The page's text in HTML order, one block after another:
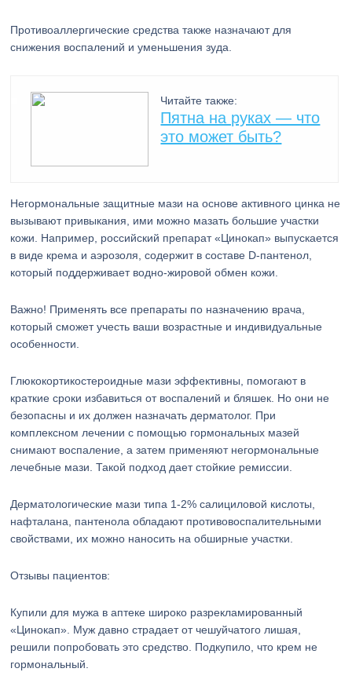
Противоаллергические средства также назначают для
снижения воспалений и уменьшения зуда.
Читайте также:
Пятна на руках — что
это может быть?
Негормональные защитные мази на основе активного цинка не
вызывают привыкания, ими можно мазать большие участки
кожи. Например, российский препарат «Цинокап» выпускается
в виде крема и аэрозоля, содержит в составе D-пантенол,
который поддерживает водно-жировой обмен кожи.
Важно! Применять все препараты по назначению врача,
который сможет учесть ваши возрастные и индивидуальные
особенности.
Глюкокортикостероидные мази эффективны, помогают в
краткие сроки избавиться от воспалений и бляшек. Но они не
безопасны и их должен назначать дерматолог. При
комплексном лечении с помощью гормональных мазей
снимают воспаление, а затем применяют негормональные
лечебные мази. Такой подход дает стойкие ремиссии.
Дерматологические мази типа 1-2% салициловой кислоты,
нафталана, пантенола обладают противовоспалительными
свойствами, их можно наносить на обширные участки.
Отзывы пациентов:
Купили для мужа в аптеке широко разрекламированный
«Цинокап». Муж давно страдает от чешуйчатого лишая,
решили попробовать это средство. Подкупило, что крем не
гормональный.